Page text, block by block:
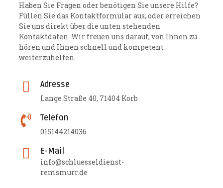
Haben Sie Fragen oder benötigen Sie unsere Hilfe?
Füllen Sie das Kontaktformular aus, oder erreichen
Sie uns direkt über die unten stehenden
Kontaktdaten. Wir freuen uns darauf, von Ihnen zu
hören und Ihnen schnell und kompetent
weiterzuhelfen.
Adresse
Lange Straße 40, 71404 Korb
Telefon
015144214036
E-Mail
info@schluesseldienst-
remsmurr.de